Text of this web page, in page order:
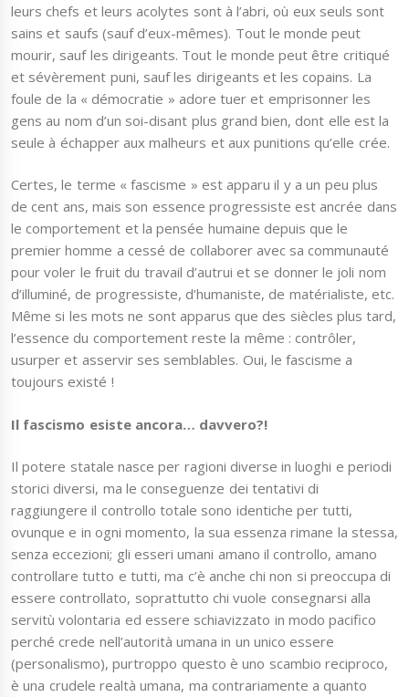
leurs chefs et leurs acolytes sont à l’abri, où eux seuls sont
sains et saufs (sauf d’eux-mêmes). Tout le monde peut
mourir, sauf les dirigeants. Tout le monde peut être critiqué
et sévèrement puni, sauf les dirigeants et les copains. La
foule de la « démocratie » adore tuer et emprisonner les
gens au nom d’un soi-disant plus grand bien, dont elle est la
seule à échapper aux malheurs et aux punitions qu’elle crée.
Certes, le terme « fascisme » est apparu il y a un peu plus
de cent ans, mais son essence progressiste est ancrée dans
le comportement et la pensée humaine depuis que le
premier homme a cessé de collaborer avec sa communauté
pour voler le fruit du travail d’autrui et se donner le joli nom
d’illuminé, de progressiste, d’humaniste, de matérialiste, etc.
Même si les mots ne sont apparus que des siècles plus tard,
l’essence du comportement reste la même : contrôler,
usurper et asservir ses semblables. Oui, le fascisme a
toujours existé !
Il fascismo esiste ancora… davvero?!
Il potere statale nasce per ragioni diverse in luoghi e periodi
storici diversi, ma le conseguenze dei tentativi di
raggiungere il controllo totale sono identiche per tutti,
ovunque e in ogni momento, la sua essenza rimane la stessa,
senza eccezioni; gli esseri umani amano il controllo, amano
controllare tutto e tutti, ma c’è anche chi non si preoccupa di
essere controllato, soprattutto chi vuole consegnarsi alla
servitù volontaria ed essere schiavizzato in modo pacifico
perché crede nell’autorità umana in un unico essere
(personalismo), purtroppo questo è uno scambio reciproco,
è una crudele realtà umana, ma contrariamente a quanto